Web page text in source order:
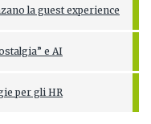
la guest experience
e AI
per gli HR